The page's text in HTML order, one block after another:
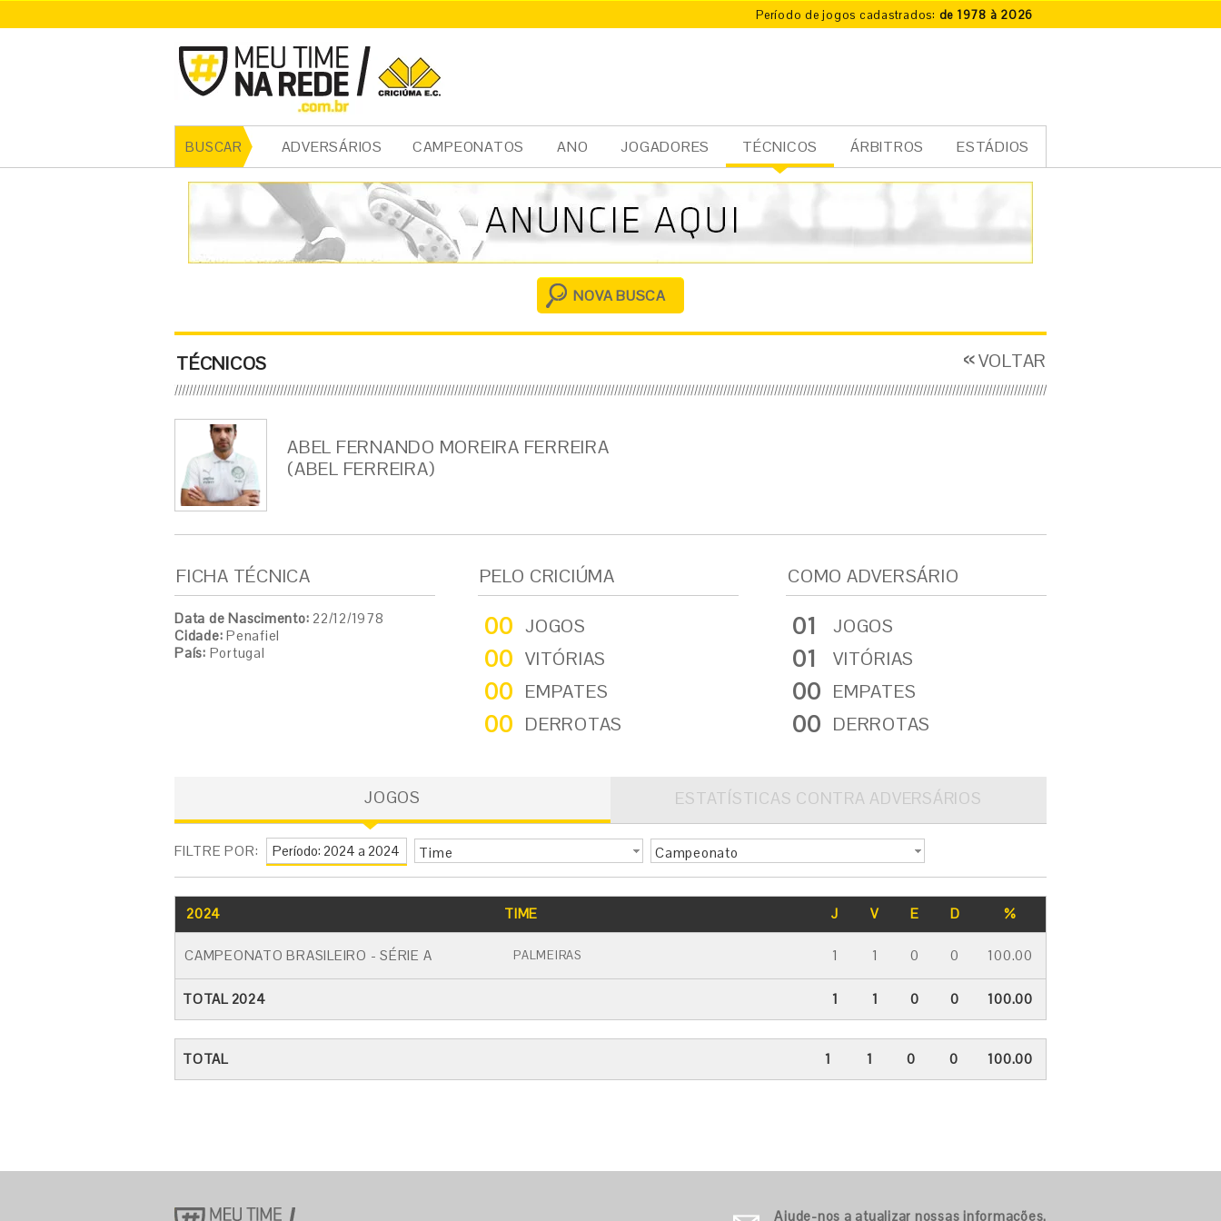
Período de jogos cadastrados: de 1978 à 2026
BUSCAR ADVERSÁRIOS CAMPEONATOS ANO JOGADORES TÉCNICOS ÁRBITROS ESTÁDIOS
cia
l
NOVA BUSCA
TÉCNICOS VOLTAR
ABEL FERNANDO MOREIRA FERREIRA
(ABEL FERREIRA)
FICHA TÉCNICA
Data de Nascimento: 22/12/1978
Cidade: Penafiel
País: Portugal
PELO CRICIÚMA
00 JOGOS
00 VITÓRIAS
00 EMPATES
00 DERROTAS
COMO ADVERSÁRIO
01 JOGOS
01 VITÓRIAS
00 EMPATES
00 DERROTAS
JOGOS ESTATÍSTICAS CONTRA ADVERSÁRIOS
FILTRE POR: Time Campeonato
2024 TIME J V E D %
CAMPEONATO BRASILEIRO - SÉRIE A PALMEIRAS 1 1 0 0 100.00
TOTAL 2024 1 1 0 0 100.00
TOTAL 1 1 0 0 100.00
Ajude-nos a atualizar nossas informações.